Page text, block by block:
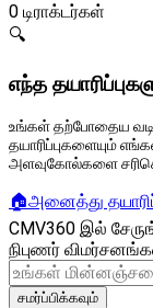
0 டிராக்டர்கள்
🔍
எந்த
உங்கள் தற்போதைய
தயாரிப்புகளையும்
அளவுகோல்களை
🏠அனைத்து
CMV360 இல்
நிபுணர்
சமர்ப்பிக்கவும்